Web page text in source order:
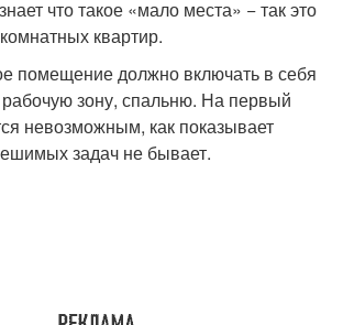
что такое «мало места» − так это
квартир.
помещение должно включать в себя
рабочую зону, спальню. На первый
невозможным, как показывает
задач не бывает.